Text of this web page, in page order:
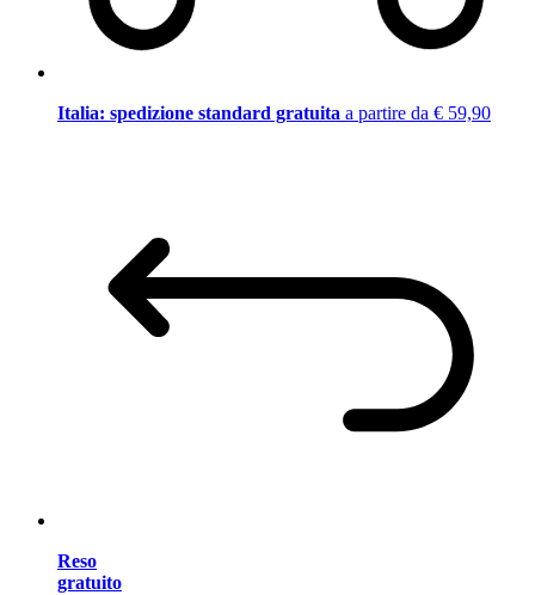
Italia: spedizione standard gratuita a partire da € 59,90
Reso
gratuito